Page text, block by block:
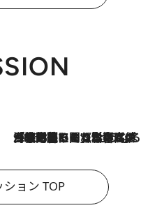
2026.8.3
「住宅建てられない…」「サーチャージ料の高値が続いている」ホルムズ海峡封鎖による影響はいつまで続く？《エネルギー専門家に聞く“どうなる日本の暮らし”》
ション TOP